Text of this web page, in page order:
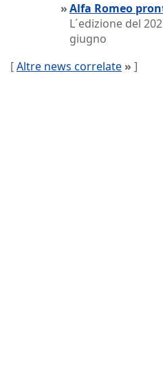
»Alfa Romeo
L´edizione del
giugno
[Altre news correlate » ]